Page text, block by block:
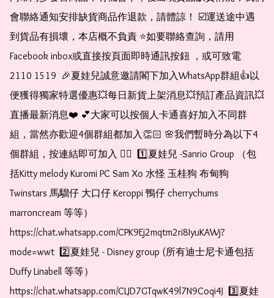
會聯絡通知安排缺貨商品作退款，請體諒！ ☑️運送途中遇
到貨品有損壞，本店概不負責 ⭐️如要聯絡查詢，請用
Facebook inbox或直接按頁面即時通訊按鈕 ，或可致電
2110 1519  🎉夏娃兒誠意邀請閣下加入WhatsApp群組👍以
便獲得獨家特選優惠💥每日新貨上架消息💥預訂產品資訊💥
直播最新消息❤️ 💕大家可以按個人卡通喜好加入不同群
組，當然亦歡迎4個群組都加入👏🏻 🌸我們暫時分為以下4
個群組，按連結即可加入 👇🏻  1️⃣夏娃兒 -Sanrio Group （包
括Kitty melody Kuromi PC Sam Xo 水怪 玉桂狗 布甸狗
Twinstars 馬騮仔 大口仔 Keroppi 鴨仔 cherrychums
marroncream 等等）
https://chat.whatsapp.com/CPK9Ej2mqtm2ri8IyuKAWj?
mode=wwt  2️⃣夏娃兒 - Disney group (所有迪士尼卡通包括
Duffy Linabell 等等）
https://chat.whatsapp.com/CLJD7GTqwK49l7N9Coqi4J  3️⃣夏娃